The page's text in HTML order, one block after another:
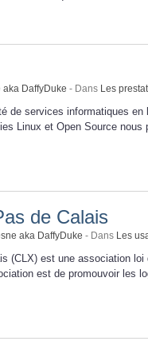
DaffyDuke - Dans Les
de services informatiques en
Linux et Open Source nous
de Calais
aka DaffyDuke - Dans Les
(CLX) est une association loi
est de promouvoir les